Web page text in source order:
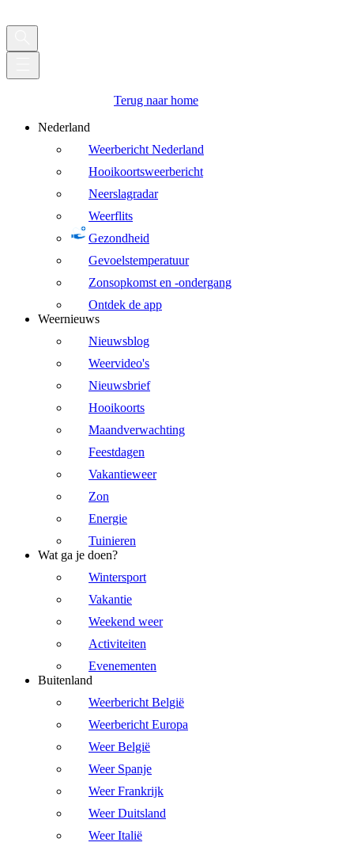
Terug naar home
Nederland
Weerbericht Nederland
Hooikoortsweerbericht
Neerslagradar
Weerflits
Gezondheid
Gevoelstemperatuur
Zonsopkomst en -ondergang
Ontdek de app
Weernieuws
Nieuwsblog
Weervideo's
Nieuwsbrief
Hooikoorts
Maandverwachting
Feestdagen
Vakantieweer
Zon
Energie
Tuinieren
Wat ga je doen?
Wintersport
Vakantie
Weekend weer
Activiteiten
Evenementen
Buitenland
Weerbericht België
Weerbericht Europa
Weer België
Weer Spanje
Weer Frankrijk
Weer Duitsland
Weer Italië